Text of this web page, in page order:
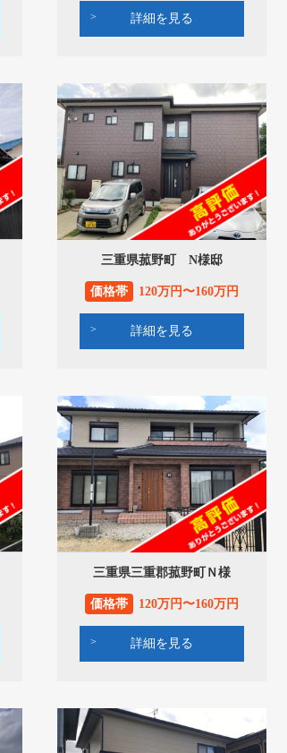
詳細を見る
三重県菰野町 N様邸
価格帯 120万円〜160万円
詳細を見る
三重県三重郡菰野町Ｎ様
価格帯 120万円〜160万円
詳細を見る